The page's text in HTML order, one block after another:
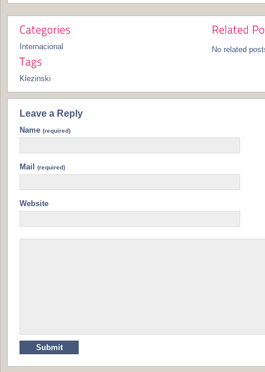
Internacional
Klezinski
No related
Leave a Reply
Name (required)
Mail (required)
Website